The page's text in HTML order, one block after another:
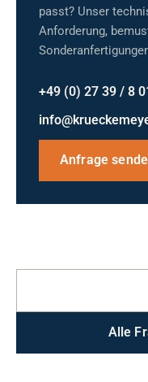
passt? Unser
Anforderung,
+49 (0) 27 39 / 8
Anfrage
Alle